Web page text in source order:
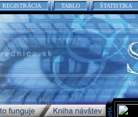
REGISTRÁCIA TABLO ŠTATISTIKA